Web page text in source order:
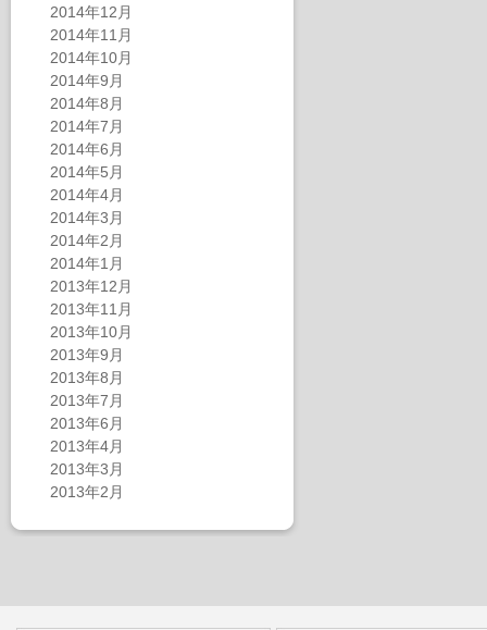
2014年12月
2014年11月
2014年10月
2014年9月
2014年8月
2014年7月
2014年6月
2014年5月
2014年4月
2014年3月
2014年2月
2014年1月
2013年12月
2013年11月
2013年10月
2013年9月
2013年8月
2013年7月
2013年6月
2013年4月
2013年3月
2013年2月